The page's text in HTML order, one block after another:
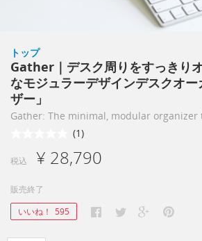
トップ
Gather｜デスク周りをすっきり
なモジュラーデザインデスクオ
ザー」
Gather: The minimal, modular
(1)
税込 ¥ 28,790
販売終了
いいね！ 595